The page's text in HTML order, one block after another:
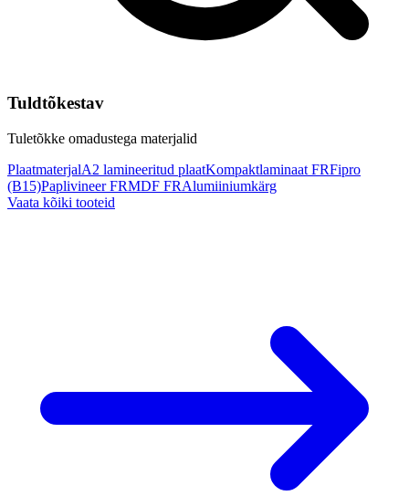
Tuldtõkestav
Tuletõkke omadustega materjalid
PlaatmaterjalA2 lamineeritud plaatKompaktlaminaat FRFipro
(B15)Paplivineer FRMDF FRAlumiiniumkärg
Vaata kõiki tooteid